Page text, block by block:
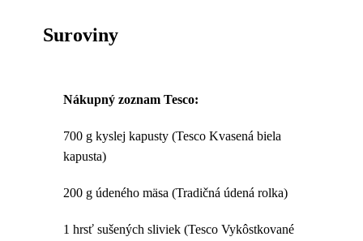
Suroviny
Nákupný zoznam Tesco:
700 g kyslej kapusty (Tesco Kvasená biela
kapusta)
200 g údeného mäsa (Tradičná údená rolka)
1 hrsť sušených sliviek (Tesco Vykôstkované